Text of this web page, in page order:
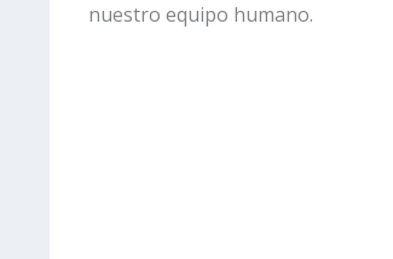
nuestro equipo humano.